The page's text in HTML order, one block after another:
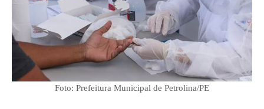
Foto: Prefeitura Municipal de Petrolina/PE